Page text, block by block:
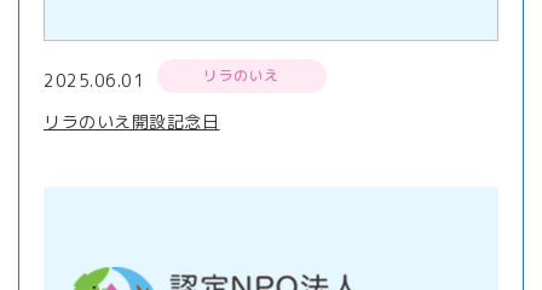
2025.06.01 リラのいえ
リラのいえ開設記念日